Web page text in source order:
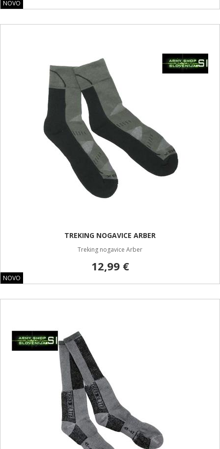
NOVO
NOVO
TREKING NOGAVICE ARBER
Treking nogavice Arber
12,99 €